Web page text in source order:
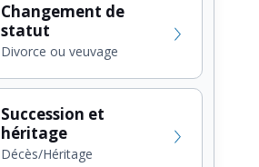
Changement de
statut
Divorce ou veuvage
Succession et
héritage
Décès/Héritage